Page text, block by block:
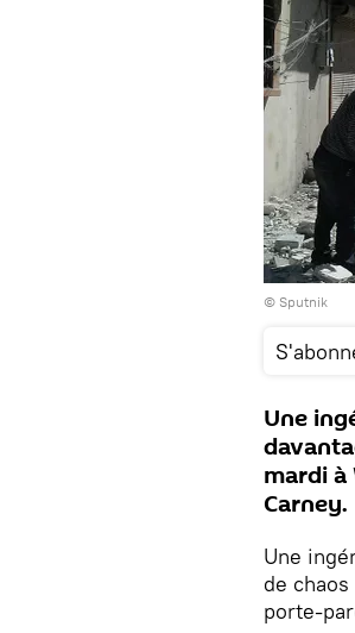
© Sputnik
Une
mardi à
Carney.
Une
de
porte-